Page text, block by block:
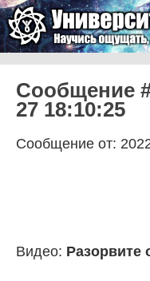
Сообщение #
27 18:10:25
Сообщение от:
Видео: Разорвите